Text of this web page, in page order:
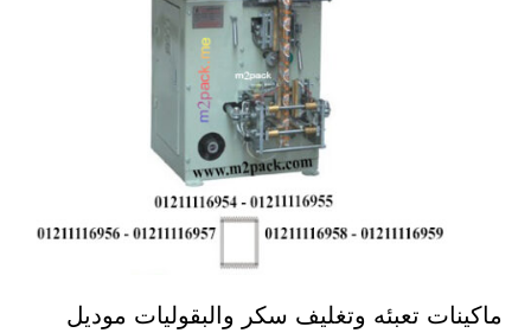
ماكينات تعبئه وتغليف سكر والبقوليات موديل